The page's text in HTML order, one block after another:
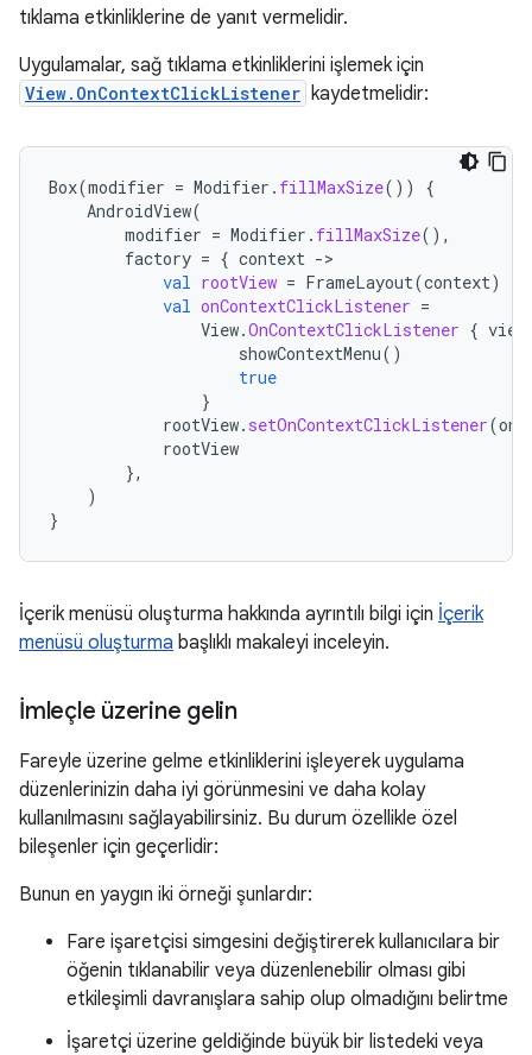
tıklama etkinliklerine de yanıt vermelidir.
Uygulamalar, sağ tıklama etkinliklerini işlemek için
View.OnContextClickListener kaydetmelidir:
Box(modifier = Modifier . fillMaxSize())
{
AndroidView(
modifier = Modifier . fillMaxSize(),
factory = { context -
val rootView = FrameLayout(context)
val onContextClickListener =
View.OnContextClickListener { view
showContextMenu()
true
}
rootView. setOnContextClickListener(
rootView
},
)
}
İçerik menüsü oluşturma hakkında ayrıntılı bilgi için İçerik
menüsü oluşturma başlıklı makaleyi inceleyin.
İmleçle üzerine gelin
Fareyle üzerine gelme etkinliklerini işleyerek uygulama
düzenlerinizin daha iyi görünmesini ve daha kolay
kullanılmasını sağlayabilirsiniz. Bu durum özellikle özel
bileşenler için geçerlidir:
Bunun en yaygın iki örneği şunlardır:
Fare işaretçisi simgesini değiştirerek kullanıcılara bir
öğenin tıklanabilir veya düzenlenebilir olması gibi
etkileşimli davranışlara sahip olup olmadığını belirtme
İşaretçi üzerine geldiğinde büyük bir listedeki veya